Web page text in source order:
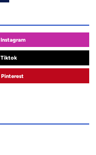
Instagram
Tiktok
Pinterest